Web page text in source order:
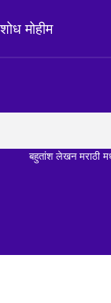
शोध मोहीम
बहुतांश लेखन मराठी